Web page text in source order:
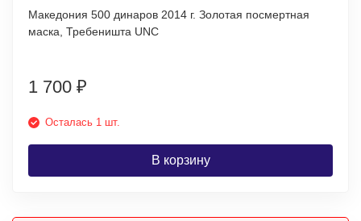
Македония 500 динаров 2014 г. Золотая посмертная
маска, Требеништа UNC
1 700 ₽
Осталась 1 шт.
В корзину